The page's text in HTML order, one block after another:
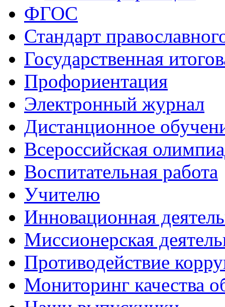
ФГОС
Стандарт
Государственная
Профориентация
Электронный журнал
Дистанционное
Всероcсийская
Воспитательная работа
Учителю
Инновационная
Миссионерская
Противодействие
Мониторинг качества